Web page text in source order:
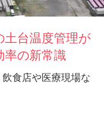
土台温度管理が
率の新常識
食店や医療現場な